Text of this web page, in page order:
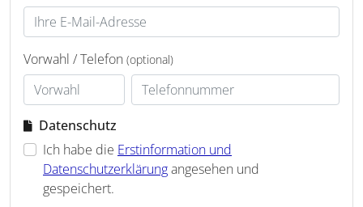
Vorwahl / Telefon (optional)
Datenschutz
Ich habe die Erstinformation und
Datenschutzerklärungangesehen und
gespeichert.